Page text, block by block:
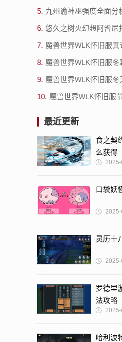
5. 九州谕神巫强度全面分
6. 悠久之树火幻想阿耆尼
7. 魔兽世界WLK怀旧服
8. 魔兽世界WLK怀旧服
9. 魔兽世界WLK怀旧服
10. 魔兽世界WLK怀旧服
最近更新
食之契
么获得
口袋妖
灵历十
罗德里
法攻略
哈利波